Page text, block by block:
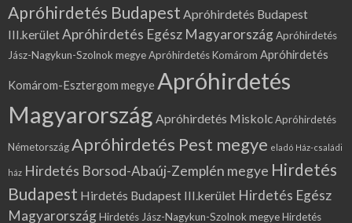
Apróhirdetés Budapest Apróhirdetés Budapest
III.kerületApróhirdetés Egész MagyarországApróhirdetés
Jász-Nagykun-Szolnok megyeApróhirdetés Komárom Apróhirdetés
Komárom-Esztergom megye Apróhirdetés
Magyarország Apróhirdetés MiskolcApróhirdetés
NémetországApróhirdetés Pest megye eladó Ház-családi
ház Hirdetés Borsod-Abaúj-Zemplén megye Hirdetés
Budapest Hirdetés Budapest III.kerület Hirdetés Egész
MagyarországHirdetés Jász-Nagykun-Szolnok megyeHirdetés